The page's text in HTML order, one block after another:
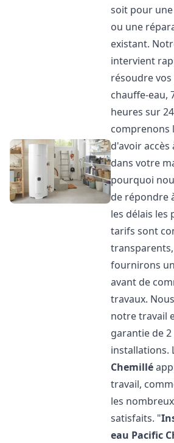
soit pour
ou une
existant.
intervient
résoudre
chauffe-eau,
heures sur
comprenons
d'avoir accès
dans votre
pourquoi
de répondre
les délais les
tarifs sont
fournirons
avant de
travaux.
notre travail
garantie de
installations.
Chemillé
travail,
les
satisfaits. "
eau Pacific